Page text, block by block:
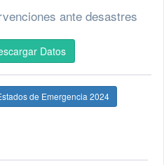
ante desastres
Datos
de Emergencia 2024